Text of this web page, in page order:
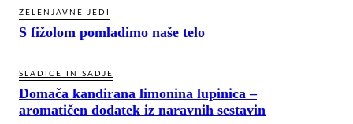
ZELENJAVNE JEDI
S fižolom pomladimo naše telo
SLADICE IN SADJE
Domača kandirana limonina lupinica –
aromatičen dodatek iz naravnih sestavin